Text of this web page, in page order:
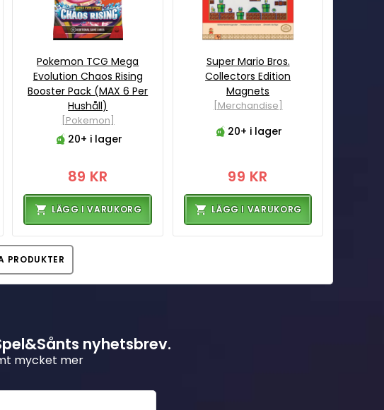
Pokemon TCG Mega
Evolution Chaos Rising
Booster Pack (MAX 6 Per
Hushåll)
[Pokemon]
20+ i lager
89 KR
LÄGG I VARUKORG
Super Mario Bros.
Collectors Edition
Magnets
[Merchandise]
20+ i lager
99 KR
LÄGG I VARUKORG
PRODUKTER
nyhetsbrev.
mycket mer